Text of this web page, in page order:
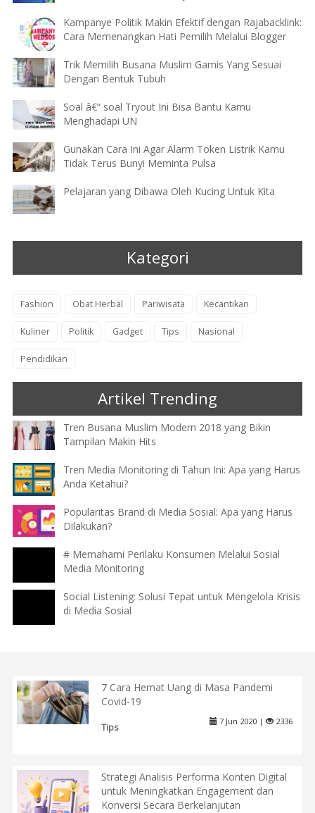
Kampanye Politik Makin Efektif dengan Rajabacklink:
Cara Memenangkan Hati Pemilih Melalui Blogger
Trik Memilih Busana Muslim Gamis Yang Sesuai
Dengan Bentuk Tubuh
Soal â€“ soal Tryout Ini Bisa Bantu Kamu
Menghadapi UN
Gunakan Cara Ini Agar Alarm Token Listrik Kamu
Tidak Terus Bunyi Meminta Pulsa
Pelajaran yang Dibawa Oleh Kucing Untuk Kita
Kategori
Fashion Obat Herbal Pariwisata Kecantikan
Kuliner Politik Gadget Tips Nasional
Pendidikan
Artikel Trending
Tren Busana Muslim Modern 2018 yang Bikin
Tampilan Makin Hits
Tren Media Monitoring di Tahun Ini: Apa yang Harus
Anda Ketahui?
Popularitas Brand di Media Sosial: Apa yang Harus
Dilakukan?
# Memahami Perilaku Konsumen Melalui Sosial
Media Monitoring
Social Listening: Solusi Tepat untuk Mengelola Krisis
di Media Sosial
7 Cara Hemat Uang di Masa Pandemi
Covid-19
Tips
7 Jun 2020 | 2336
Strategi Analisis Performa Konten Digital
untuk Meningkatkan Engagement dan
Konversi Secara Berkelanjutan